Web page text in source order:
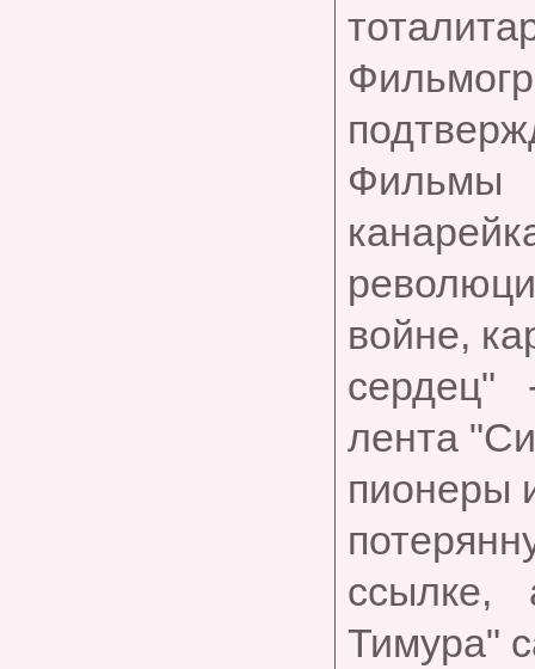
Фильмы
войне,
сердец"
лента
пионеры
ссылке,
Тимура"